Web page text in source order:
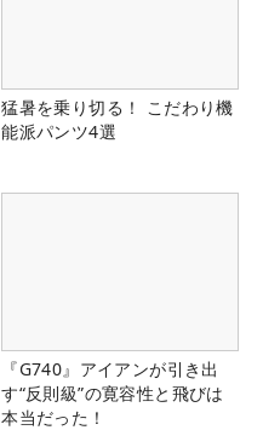
猛暑を乗り切る！ こだわり機
能派パンツ4選
『G740』アイアンが引き出
す“反則級”の寛容性と飛びは
本当だった！